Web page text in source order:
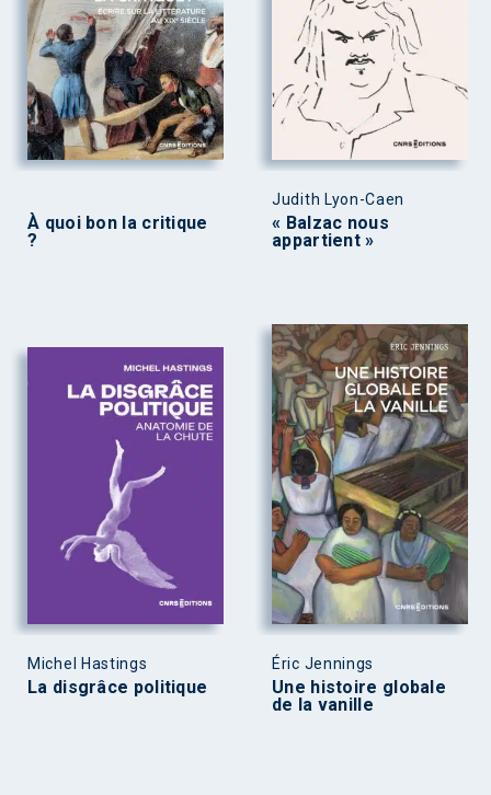
À quoi bon la critique
?
Judith Lyon-Caen
« Balzac nous
appartient »
Michel Hastings
La disgrâce politique
Éric Jennings
Une histoire globale
de la vanille